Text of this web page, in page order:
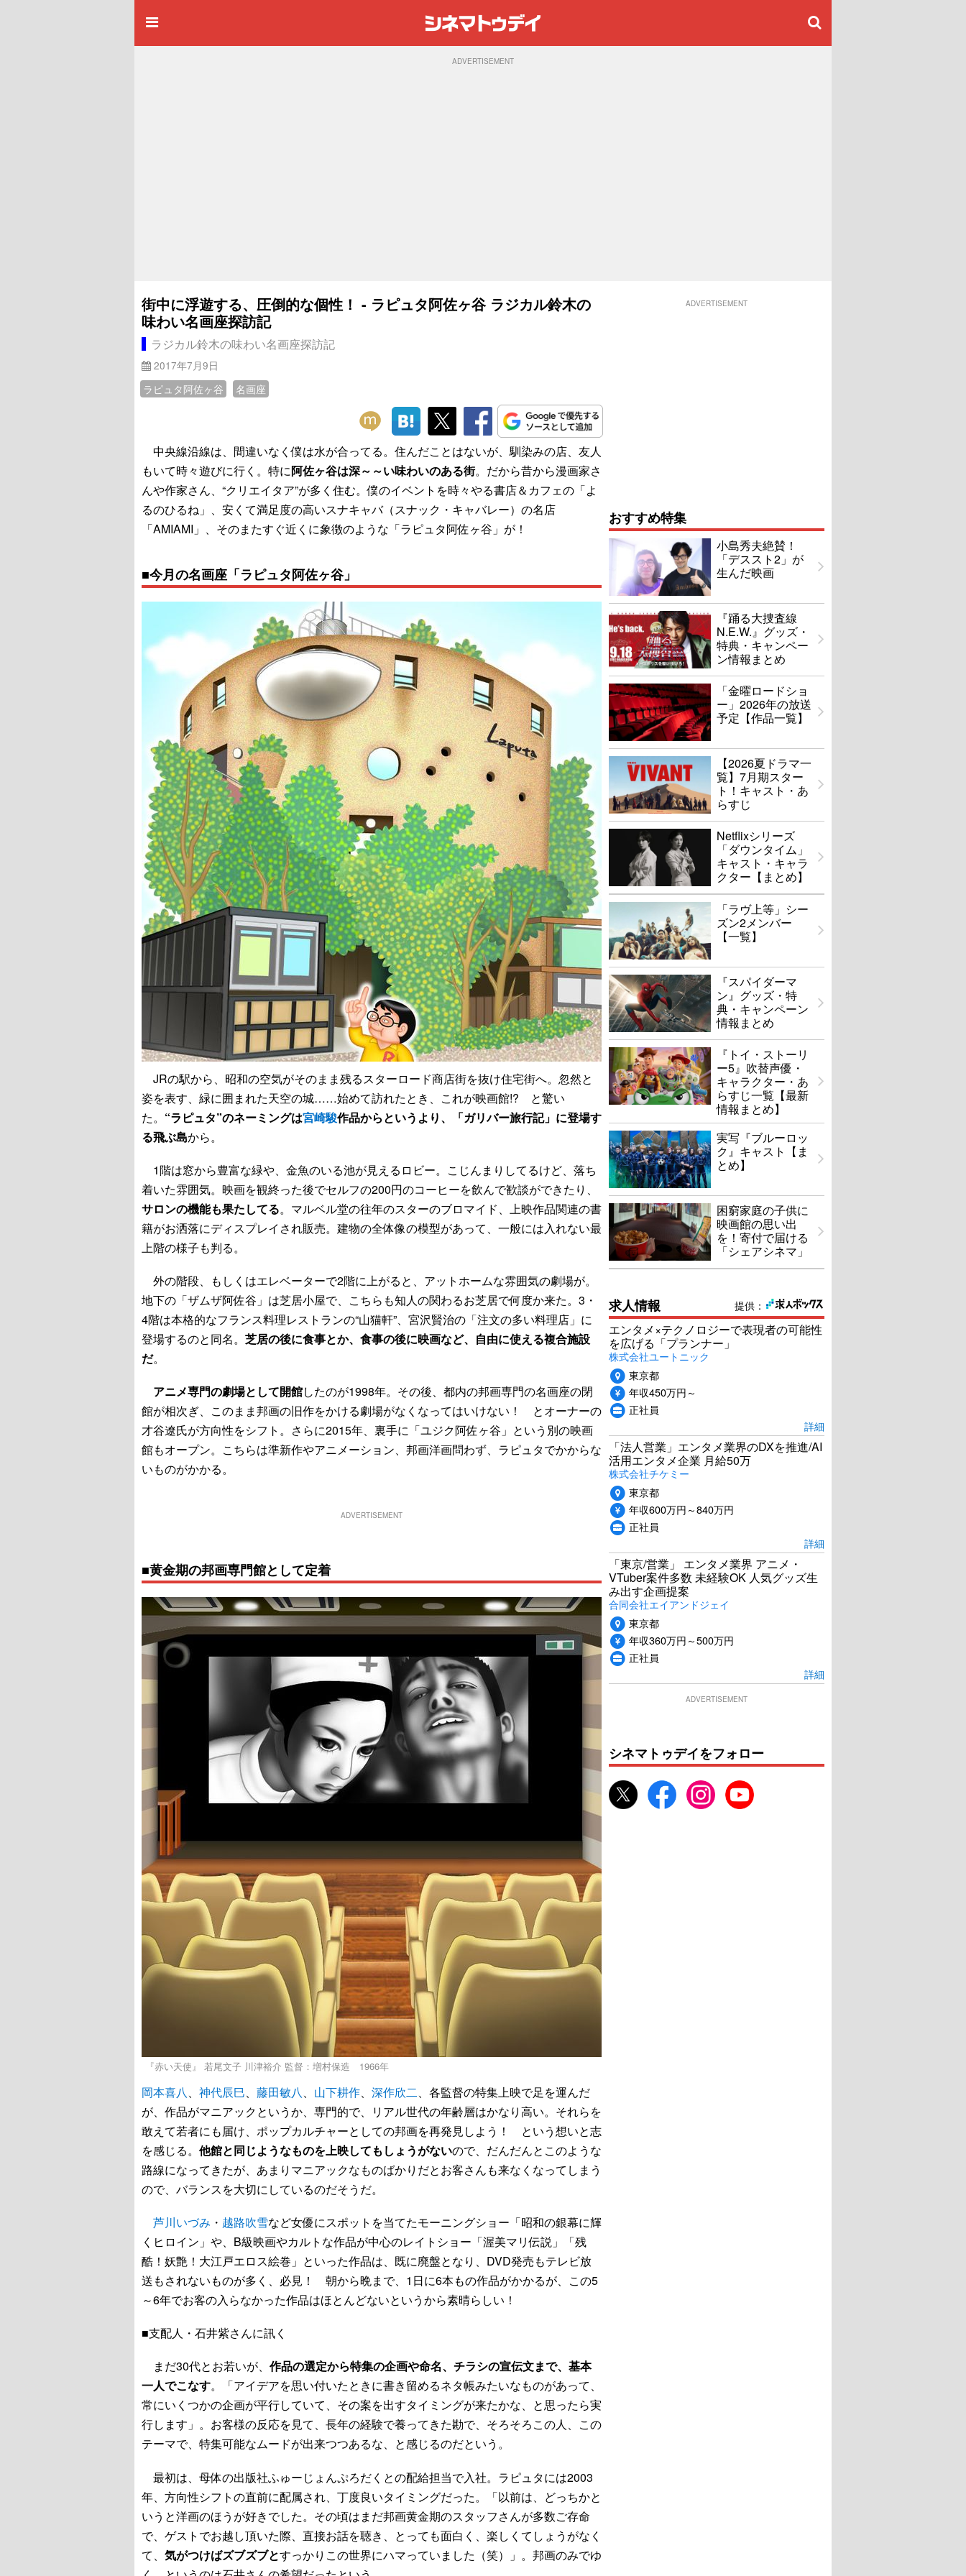
ADVERTISEMENT
街中に浮遊する、圧倒的な個性！ - ラピュタ阿佐ヶ谷 ラジカル鈴木の
味わい名画座探訪記
ラジカル鈴木の味わい名画座探訪記
2017年7月9日
ラピュタ阿佐ヶ谷
名画座
中央線沿線は、間違いなく僕は水が合ってる。住んだことはないが、馴染みの店、友人
もいて時々遊びに行く。特に阿佐ヶ谷は深～～い味わいのある街。だから昔から漫画家さ
んや作家さん、“クリエイタア”が多く住む。僕のイベントを時々やる書店＆カフェの「よ
るのひるね」、安くて満足度の高いスナキャバ（スナック・キャバレー）の名店
「AMIAMI」、そのまたすぐ近くに象徴のような「ラピュタ阿佐ヶ谷」が！
■今月の名画座「ラピュタ阿佐ヶ谷」
JRの駅から、昭和の空気がそのまま残るスターロード商店街を抜け住宅街へ。忽然と
姿を表す、緑に囲まれた天空の城……始めて訪れたとき、これが映画館!? と驚い
た。 “ラピュタ”のネーミングは宮崎駿作品からというより、「ガリバー旅行記」に登場す
る飛ぶ島から。
1階は窓から豊富な緑や、金魚のいる池が見えるロビー。こじんまりしてるけど、落ち
着いた雰囲気。映画を観終った後でセルフの200円のコーヒーを飲んで歓談ができたり、
サロンの機能も果たしてる。マルベル堂の往年のスターのブロマイド、上映作品関連の書
籍がお洒落にディスプレイされ販売。建物の全体像の模型があって、一般には入れない最
上階の様子も判る。
外の階段、もしくはエレベーターで2階に上がると、アットホームな雰囲気の劇場が。
地下の「ザムザ阿佐谷」は芝居小屋で、こちらも知人の関わるお芝居で何度か来た。3・
4階は本格的なフランス料理レストランの“山猫軒”、宮沢賢治の「注文の多い料理店」に
登場するのと同名。 芝居の後に食事とか、食事の後に映画など、自由に使える複合施設
だ。
アニメ専門の劇場として開館したのが1998年。その後、都内の邦画専門の名画座の閉
館が相次ぎ、このまま邦画の旧作をかける劇場がなくなってはいけない！ とオーナーの
才谷遼氏が方向性をシフト。さらに2015年、裏手に「ユジク阿佐ヶ谷」という別の映画
館もオープン。こちらは準新作やアニメーション、邦画洋画問わず、ラピュタでかからな
いものがかかる。
ADVERTISEMENT
■黄金期の邦画専門館として定着
『赤い天使』 若尾文子 川津裕介 監督：増村保造 1966年
岡本喜八、 神代辰巳、 藤田敏八、 山下耕作、 深作欣二、各監督の特集上映で足を運んだ
が、作品がマニアックというか、専門的で、リアル世代の年齢層はかなり高い。それらを
敢えて若者にも届け、ポップカルチャーとしての邦画を再発見しよう！ という想いと志
を感じる。 他館と同じようなものを上映してもしょうがないので、だんだんとこのような
路線になってきたが、あまりマニアックなものばかりだとお客さんも来なくなってしまう
ので、バランスを大切にしているのだそうだ。
芦川いづみ ・ 越路吹雪など女優にスポットを当てたモーニングショー「昭和の銀幕に輝
くヒロイン」や、B級映画やカルトな作品が中心のレイトショー「渥美マリ伝説」「残
酷！妖艶！大江戸エロス絵巻」といった作品は、既に廃盤となり、DVD発売もテレビ放
送もされないものが多く、必見！ 朝から晩まで、1日に6本もの作品がかかるが、この5
～6年でお客の入らなかった作品はほとんどないというから素晴らしい！
■支配人・石井紫さんに訊く
まだ30代とお若いが、 作品の選定から特集の企画や命名、チラシの宣伝文まで、基本
一人でこなす。「アイデアを思い付いたときに書き留めるネタ帳みたいなものがあって、
常にいくつかの企画が平行していて、その案を出すタイミングが来たかな、と思ったら実
行します」。お客様の反応を見て、長年の経験で養ってきた勘で、そろそろこの人、この
テーマで、特集可能なムードが出来つつあるな、と感じるのだという。
最初は、母体の出版社ふゅーじょんぷろだくとの配給担当で入社。ラピュタには2003
年、方向性シフトの直前に配属され、丁度良いタイミングだった。「以前は、どっちかと
いうと洋画のほうが好きでした。その頃はまだ邦画黄金期のスタッフさんが多数ご存命
で、ゲストでお越し頂いた際、直接お話を聴き、とっても面白く、楽しくてしょうがなく
て、 気がつけばズブズブとすっかりこの世界にハマっていました（笑）」。邦画のみでゆ
ADVERTISEMENT
おすすめ特集
小島秀夫絶賛！
「デススト2」が
生んだ映画
『踊る大捜査線
N.E.W.』グッズ・
特典・キャンペー
ン情報まとめ
「金曜ロードショ
ー」2026年の放送
予定【作品一覧】
【2026夏ドラマ一
覧】7月期スター
ト！キャスト・あ
らすじ
Netflixシリーズ
「ダウンタイム」
キャスト・キャラ
クター【まとめ】
「ラヴ上等」シー
ズン2メンバー
【一覧】
『スパイダーマ
ン』グッズ・特
典・キャンペーン
情報まとめ
『トイ・ストーリ
ー5』吹替声優・
キャラクター・あ
らすじ一覧【最新
情報まとめ】
実写『ブルーロッ
ク』キャスト【ま
とめ】
困窮家庭の子供に
映画館の思い出
を！寄付で届ける
「シェアシネマ」
提供：
求人情報
エンタメ×テクノロジーで表現者の可能性
を広げる「プランナー」
株式会社ユートニック
東京都
年収450万円～
正社員
詳細
「法人営業」エンタメ業界のDXを推進/AI
活用エンタメ企業 月給50万
株式会社チケミー
東京都
年収600万円～840万円
正社員
詳細
「東京/営業」 エンタメ業界 アニメ・
VTuber案件多数 未経験OK 人気グッズ生
み出す企画提案
合同会社エイアンドジェイ
東京都
年収360万円～500万円
正社員
詳細
ADVERTISEMENT
シネマトゥデイをフォロー